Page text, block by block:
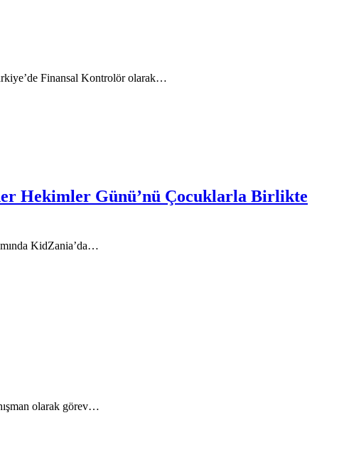
Finansal Kontrolör olarak…
Hekimler Günü’nü Çocuklarla Birlikte
KidZania’da…
olarak görev…